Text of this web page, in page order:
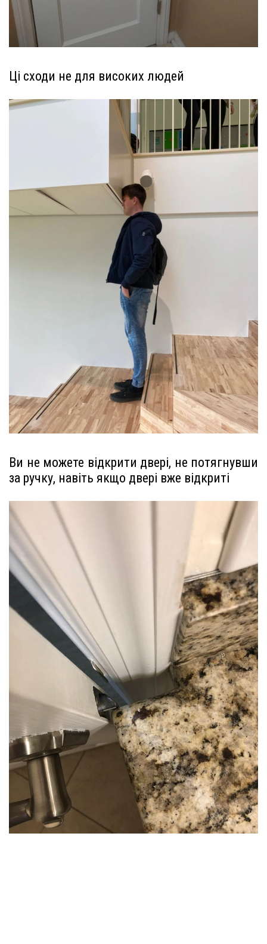
Ці сходи не для високих людей
Ви не можете відкрити двері, не потягнувши
за ручку, навіть якщо двері вже відкриті